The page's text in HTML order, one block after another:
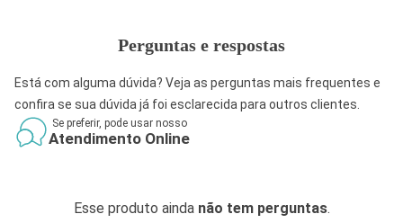
Perguntas e respostas
Está com alguma dúvida? Veja as perguntas mais frequentes e
confira se sua dúvida já foi esclarecida para outros clientes.
Se preferir, pode usar nosso
Atendimento Online
Esse produto ainda não tem perguntas.